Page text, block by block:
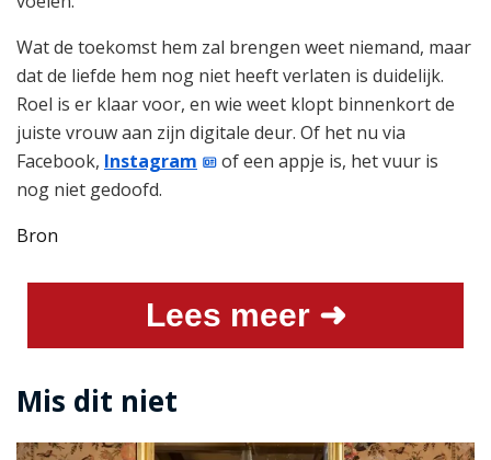
Wat de toekomst hem zal brengen weet niemand, maar
dat de liefde hem nog niet heeft verlaten is duidelijk.
Roel is er klaar voor, en wie weet klopt binnenkort de
juiste vrouw aan zijn digitale deur. Of het nu via
Facebook, Instagram
of een appje is, het vuur is
nog niet gedoofd.
Bron
Lees meer ➜
Mis dit niet